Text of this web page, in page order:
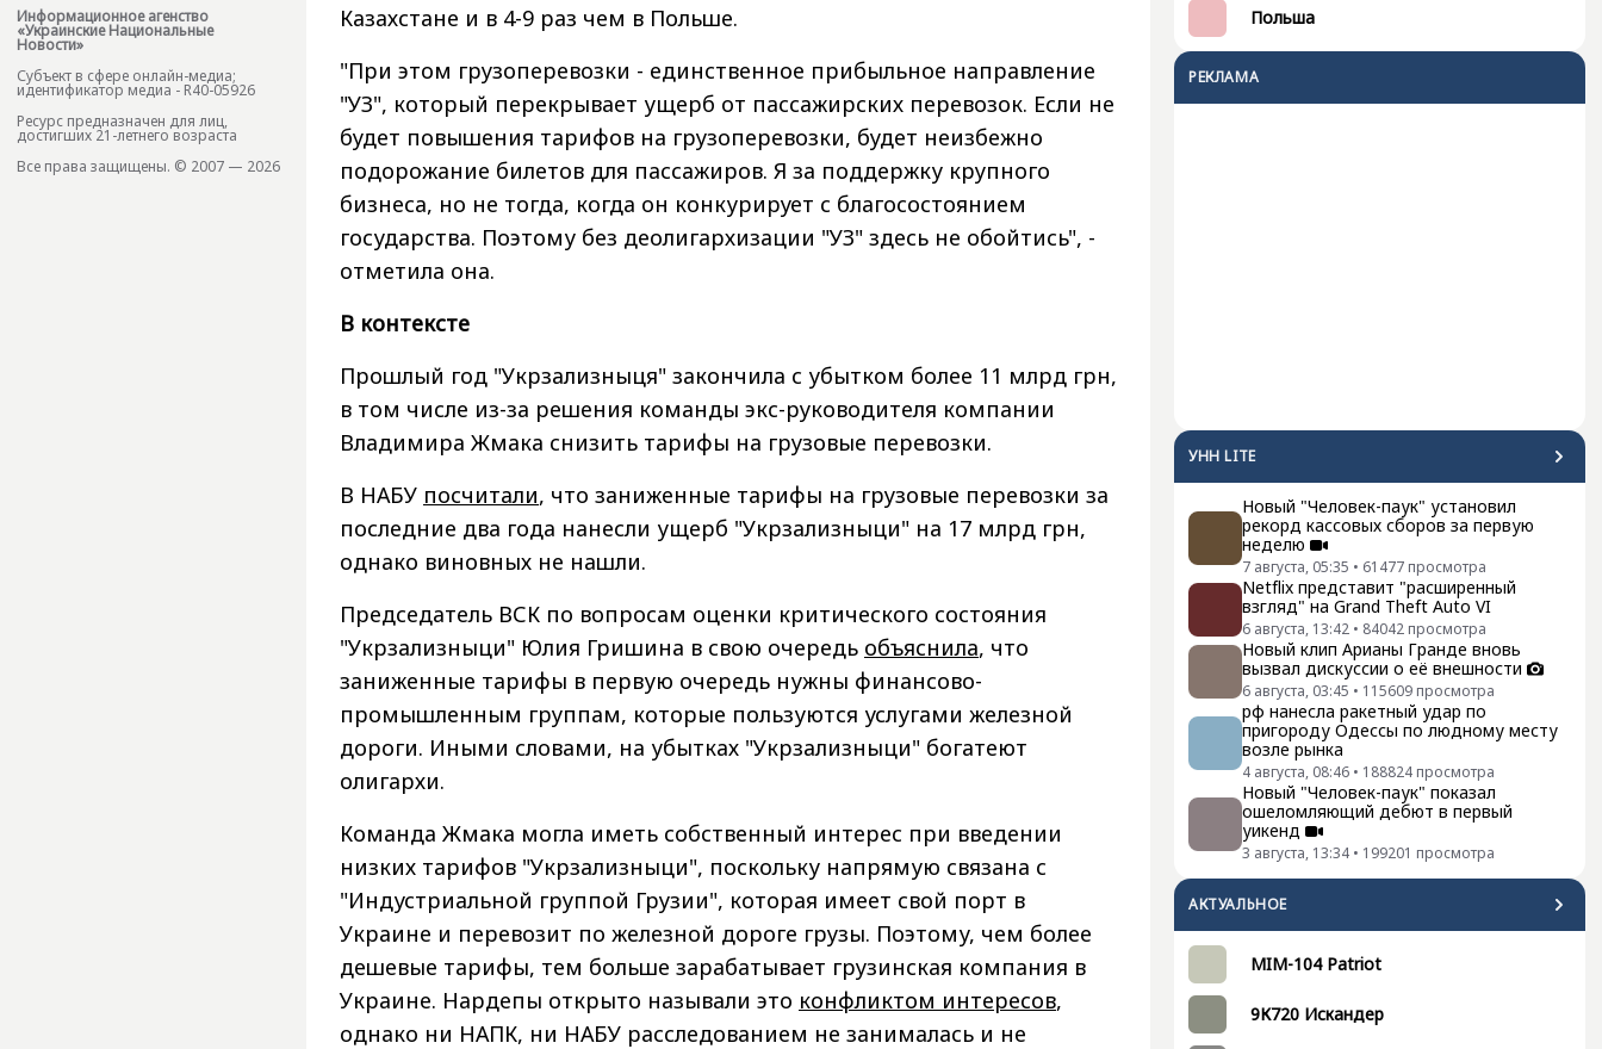
Информационное агенство
«Украинские Национальные
Новости»
Субъект в сфере онлайн-медиа;
идентификатор медиа - R40-05926
Ресурс предназначен для лиц,
достигших 21-летнего возраста
Все права защищены. © 2007 — 2026
Польша
РЕКЛАМА
УНН LITE
Новый "Человек-паук" установил
рекорд кассовых сборов за первую
неделю
7 августа, 05:35 • 61477 просмотра
Netflix представит "расширенный
взгляд" на Grand Theft Auto VI
6 августа, 13:42 • 84042 просмотра
Новый клип Арианы Гранде вновь
вызвал дискуссии о её внешности
6 августа, 03:45 • 115609 просмотра
рф нанесла ракетный удар по
пригороду Одессы по людному месту
возле рынка
4 августа, 08:46 • 188824 просмотра
Новый "Человек-паук" показал
ошеломляющий дебют в первый
уикенд
3 августа, 13:34 • 199201 просмотра
АКТУАЛЬНОЕ
MIM-104 Patriot
9К720 Искандер
Казахстане и в 4-9 раз чем в Польше.
"При этом грузоперевозки - единственное прибыльное направление
"УЗ", который перекрывает ущерб от пассажирских перевозок. Если не
будет повышения тарифов на грузоперевозки, будет неизбежно
подорожание билетов для пассажиров. Я за поддержку крупного
бизнеса, но не тогда, когда он конкурирует с благосостоянием
государства. Поэтому без деолигархизации "УЗ" здесь не обойтись", -
отметила она.
В контексте
Прошлый год "Укрзализныця" закончила с убытком более 11 млрд грн,
в том числе из-за решения команды экс-руководителя компании
Владимира Жмака снизить тарифы на грузовые перевозки.
В НАБУ посчитали, что заниженные тарифы на грузовые перевозки за
последние два года нанесли ущерб "Укрзализныци" на 17 млрд грн,
однако виновных не нашли.
Председатель ВСК по вопросам оценки критического состояния
"Укрзализныци" Юлия Гришина в свою очередь объяснила, что
заниженные тарифы в первую очередь нужны финансово-
промышленным группам, которые пользуются услугами железной
дороги. Иными словами, на убытках "Укрзализныци" богатеют
олигархи.
Команда Жмака могла иметь собственный интерес при введении
низких тарифов "Укрзализныци", поскольку напрямую связана с
"Индустриальной группой Грузии", которая имеет свой порт в
Украине и перевозит по железной дороге грузы. Поэтому, чем более
дешевые тарифы, тем больше зарабатывает грузинская компания в
Украине. Нардепы открыто называли это конфликтом интересов,
однако ни НАПК, ни НАБУ расследованием не занималась и не